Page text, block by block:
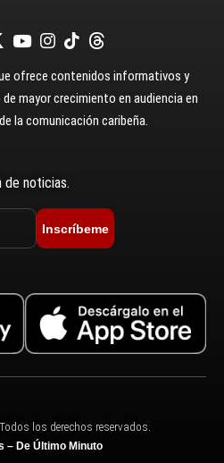
ofrece contenidos informativos y
mayor crecimiento en audiencia en
la comunicación caribeña.
noticias.
Inscríbeme
los derechos reservados.
– De Último Minuto